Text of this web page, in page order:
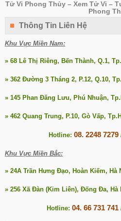
Tử Vi Phong Thủy – Xem Tử Vi –
Phong
Thông Tin Liên Hệ
Khu Vực Miền Nam:
» 68 Lê Thị Riêng, Bến Thành, Q.1,
» 362 Đường 3 Tháng 2, P.12, Q.10,
» 145 Phan Đăng Lưu, Phú Nhuận,
» 462 Quang Trung, P.10, Gò Vấp,
Hotline: 08. 2248 7279
Khu Vực Miền Bắc:
» 24A Trần Hưng Đạo, Hoàn Kiếm, Hà
» 256 Xã Đàn (Kim Liên), Đống Đa, Hà
Hotline: 04. 66 731 741